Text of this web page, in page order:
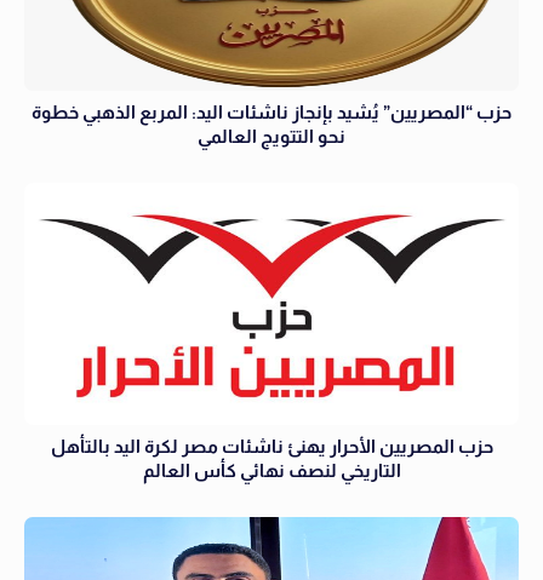
حزب “المصريين” يُشيد بإنجاز ناشئات اليد: المربع الذهبي خطوة
نحو التتويج العالمي
حزب المصريين الأحرار يهنئ ناشئات مصر لكرة اليد بالتأهل
التاريخي لنصف نهائي كأس العالم